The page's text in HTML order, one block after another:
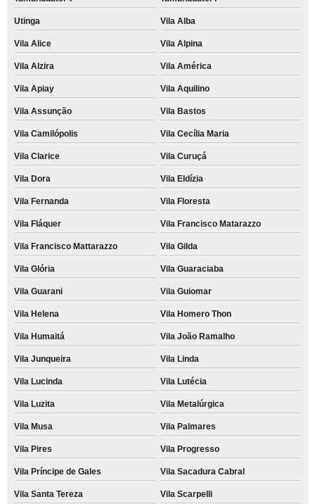
Utinga Vila Alba
Vila Alice Vila Alpina
Vila Alzira Vila América
Vila Apiay Vila Aquilino
Vila Assunção Vila Bastos
Vila Camilópolis Vila Cecília Maria
Vila Clarice Vila Curuçá
Vila Dora Vila Eldízia
Vila Fernanda Vila Floresta
Vila Fláquer Vila Francisco Matarazzo
Vila Francisco Mattarazzo Vila Gilda
Vila Glória Vila Guaraciaba
Vila Guarani Vila Guiomar
Vila Helena Vila Homero Thon
Vila Humaitá Vila João Ramalho
Vila Junqueira Vila Linda
Vila Lucinda Vila Lutécia
Vila Luzita Vila Metalúrgica
Vila Musa Vila Palmares
Vila Pires Vila Progresso
Vila Príncipe de Gales Vila Sacadura Cabral
Vila Santa Tereza Vila Scarpelli